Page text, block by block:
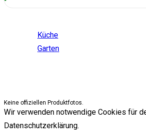
Küche
Garten
Keine offiziellen Produktfotos.
Wir verwenden notwendige Cookies für
Datenschutzerklärung.